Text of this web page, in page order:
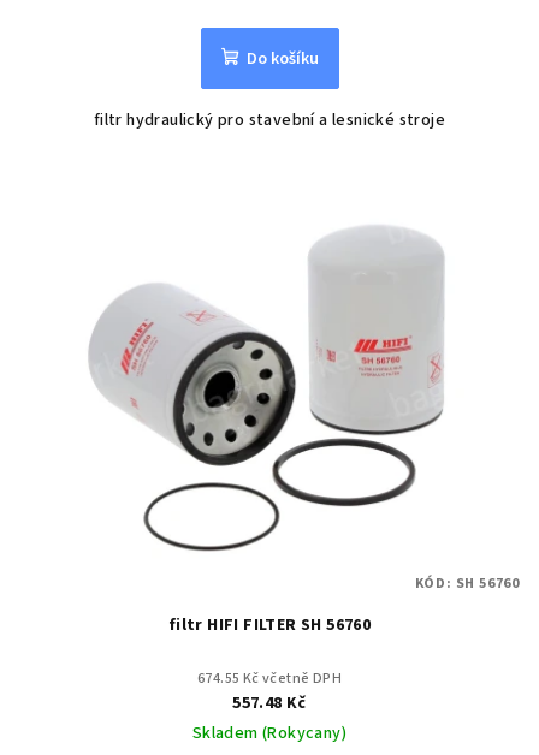
Do košíku
filtr hydraulický pro stavební a lesnické stroje
filtr HIFI FILTER SH 56760
674.55 Kč včetně DPH
557.48 Kč
Skladem (Rokycany)
KÓD: SH 56760